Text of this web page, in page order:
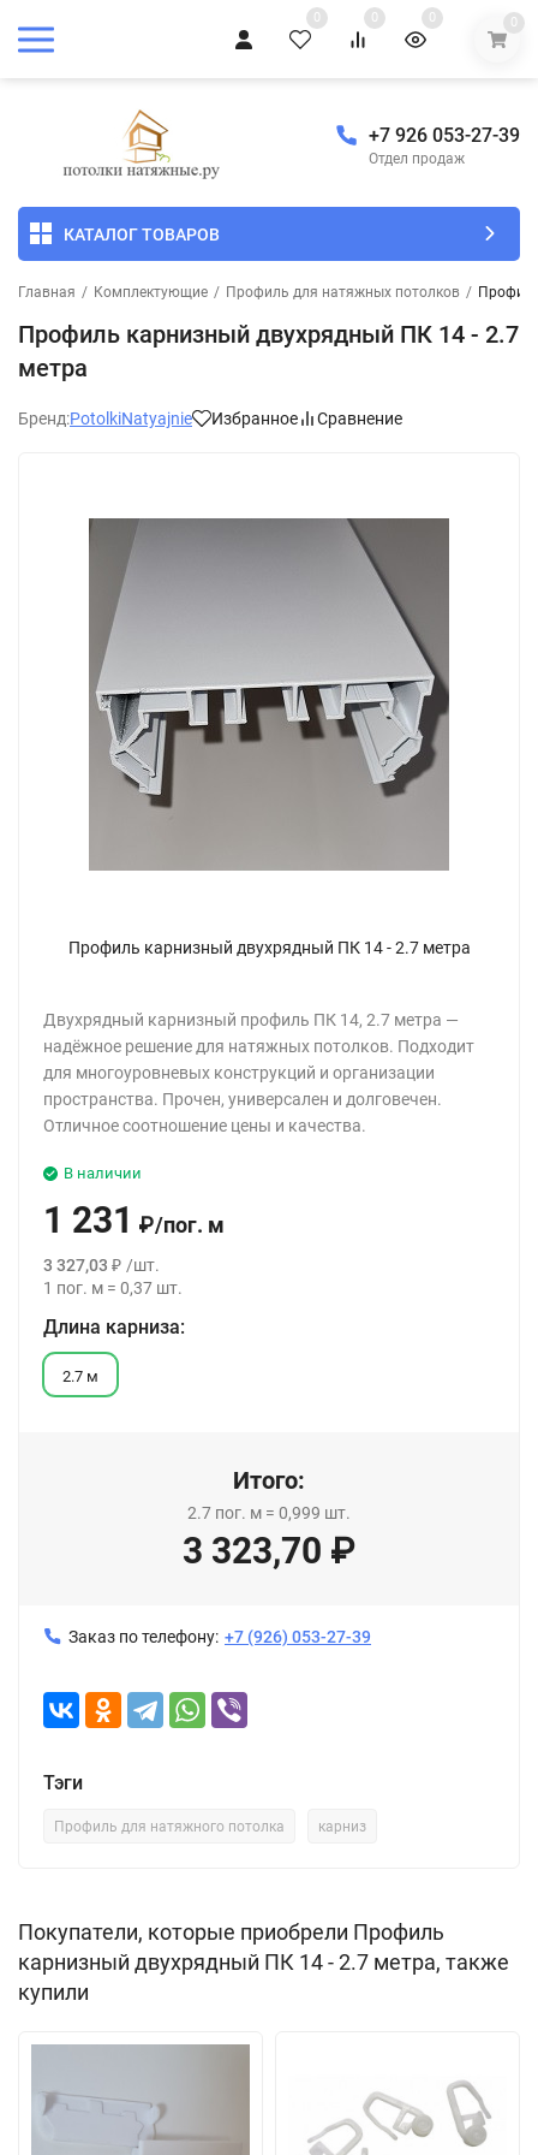
0 0 0 0
+7 926 053-27-39
Отдел продаж
КАТАЛОГ ТОВАРОВ
Главная / Комплектующие / Профиль для натяжных потолков /
Профиль карнизный двухрядный ПК 14 - 2.7
метра
Бренд:PotolkiNatyajnie Избранное Сравнение
Профиль карнизный двухрядный ПК 14 - 2.7 метра
Двухрядный карнизный профиль ПК 14, 2.7 метра —
надёжное решение для натяжных потолков. Подходит
для многоуровневых конструкций и организации
пространства. Прочен, универсален и долговечен.
Отличное соотношение цены и качества.
В наличии
1 231 ₽/пог. м
3 327,03 ₽ /шт.
1 пог. м = 0,37 шт.
Длина карниза:
2.7 м
Итого:
2.7 пог. м = 0,999 шт.
3 323,70 ₽
Заказ по телефону: +7 (926) 053-27-39
Тэги
Профиль для натяжного потолка карниз
Покупатели, которые приобрели Профиль
карнизный двухрядный ПК 14 - 2.7 метра, также
купили